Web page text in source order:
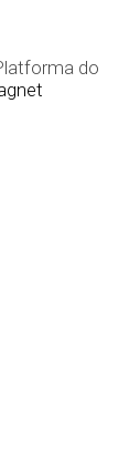
do